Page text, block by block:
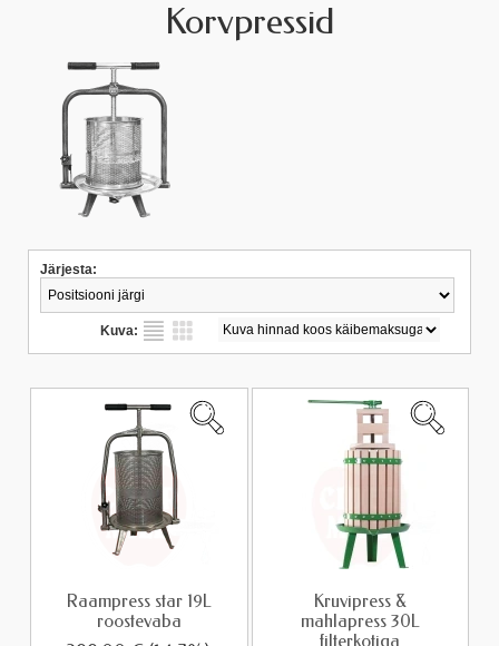
Korvpressid
Järjesta:
Kuva:
Raampress star 19L
roostevaba
Kruvipress &
mahlapress 30L
filterkotiga